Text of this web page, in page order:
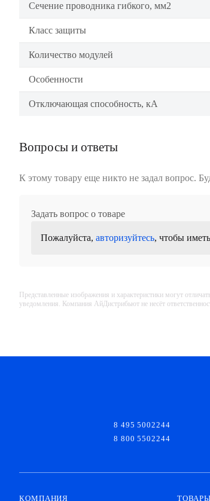
Сечение проводника гибкого, мм2
Класс защиты
Количество модулей
Особенности
Отключающая способность, кА
Вопросы и ответы
К этому товару еще никто не задал вопрос.
Задать вопрос о товаре
Пожалуйста, авторизуйтесь, чтобы
Представленные изображения и характеристики могут
уведомления. Компания АйДистрибьют не несёт
8 495 5002244
8 800 5502244
КОМПАНИЯ ТОВАРЫ